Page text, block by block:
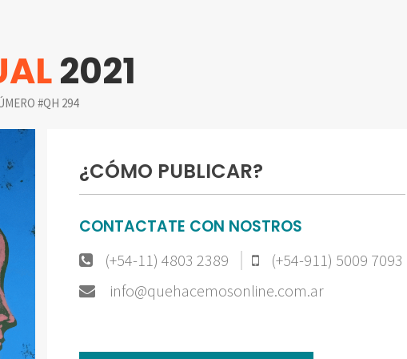
2021
#QH 294
¿CÓMO PUBLICAR?
CONTACTATE CON NOSTROS
(+54-11) 4803 2389
(+54-911) 5009 7093
info@quehacemosonline.com.ar